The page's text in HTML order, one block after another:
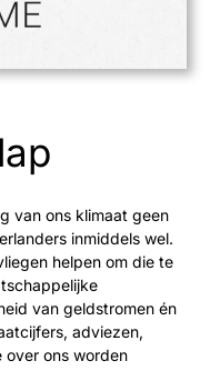
van ons klimaat geen
inmiddels wel.
helpen om die te
van geldstromen én
adviezen,
over ons worden